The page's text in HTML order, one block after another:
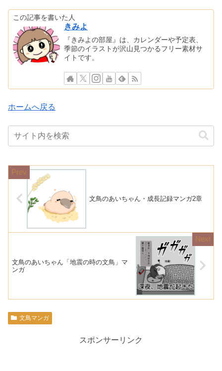
この記事を書いた人
きみよ
『きみよの部屋』は、カレンダーや予定表、
季節のイラストが沢山見つかるフリー素材サ
イトです。
ホームへ戻る
文鳥のあいちゃん・成長記録マンガ2章
文鳥のあいちゃん「地震の時の文鳥」マ
ンガ
文鳥マンガ
スポンサーリンク